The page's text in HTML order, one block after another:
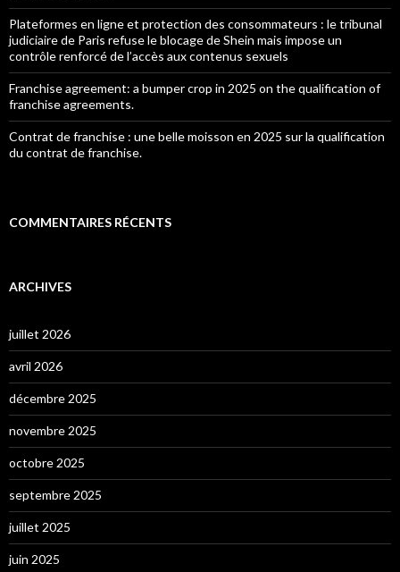
Plateformes en ligne et protection des consommateurs : le tribunal
judiciaire de Paris refuse le blocage de Shein mais impose un
contrôle renforcé de l’accès aux contenus sexuels
Franchise agreement: a bumper crop in 2025 on the qualification of
franchise agreements.
Contrat de franchise : une belle moisson en 2025 sur la qualification
du contrat de franchise.
COMMENTAIRES RÉCENTS
ARCHIVES
juillet 2026
avril 2026
décembre 2025
novembre 2025
octobre 2025
septembre 2025
juillet 2025
juin 2025